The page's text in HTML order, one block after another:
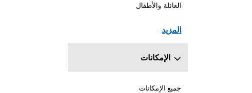
العائلة والأطفال
المزيد
الإمكانات
جميع الإمكانات